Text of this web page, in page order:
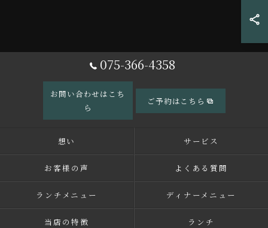
075-366-4358
お問い合わせはこち
ら
ご予約はこちら
想い サービス
お客様の声 よくある質問
ランチメニュー ディナーメニュー
当店の特徴 ランチ